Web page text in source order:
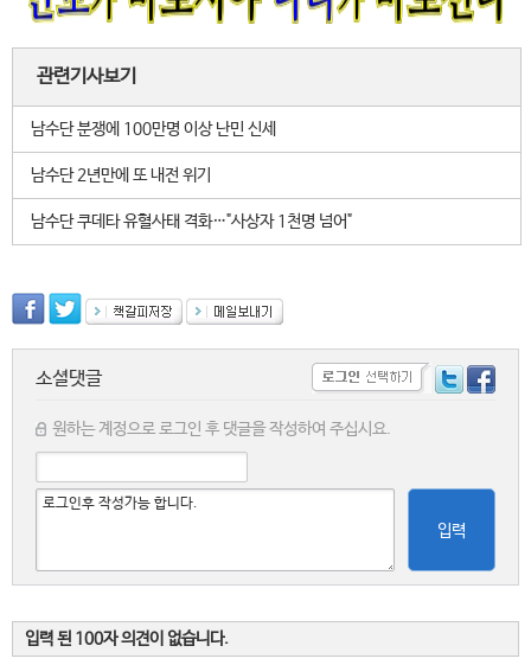
관련기사보기
남수단 분쟁에 100만명 이상 난민 신세
남수단 2년만에 또 내전 위기
남수단 쿠데타 유혈사태 격화…"사상자 1천명 넘어"
소셜댓글
원하는 계정으로 로그인 후 댓글을 작성하여 주십시요.
입력
입력 된 100자 의견이 없습니다.